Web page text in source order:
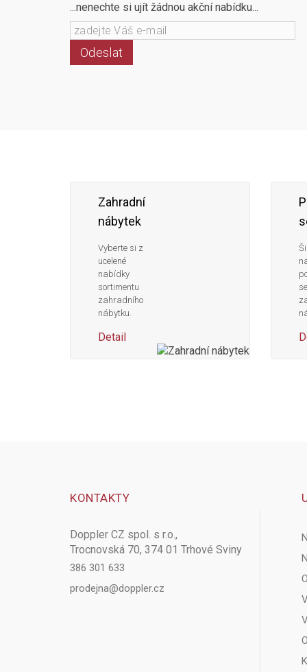
...nenechte si ujít žádnou akční nabídku...
Odeslat
Zahradní
nábytek
Vyberte si z
ucelené
nabídky
sortimentu
zahradního
nábytku.
Detail
KONTAKTY
Doppler CZ spol. s r.o.,
Trocnovská 70, 374 01 Trhové Sviny
386 301 633
prodejna@doppler.cz